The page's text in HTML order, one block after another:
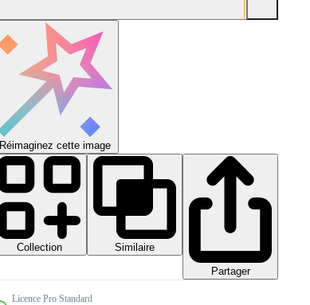
Réimaginez cette image
Collection
Similaire
Partager
Licence Pro Standard